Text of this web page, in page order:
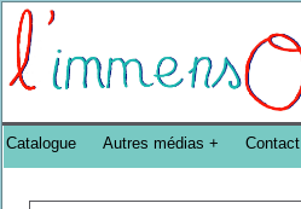
Bibliothèque DoucheFLUX Bibliotheek -->
Catalogue Autres médias Contact